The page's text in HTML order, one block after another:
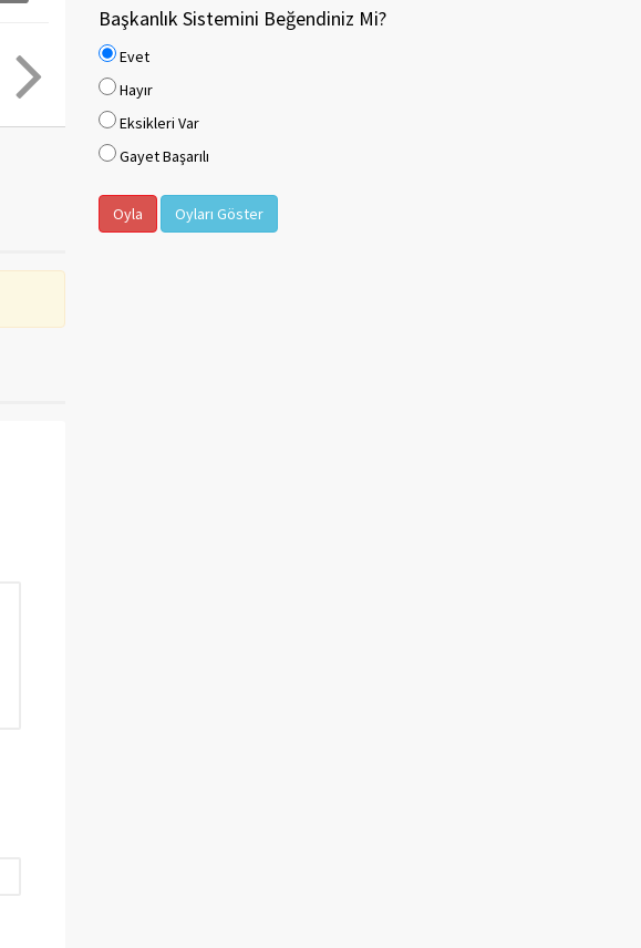
Başkanlık Sistemini Beğendiniz Mi?
Evet
Hayır
Eksikleri Var
Gayet Başarılı
Oyla Oyları Göster